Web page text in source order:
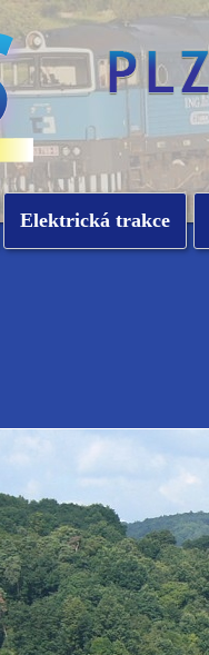
Elektrická trakce